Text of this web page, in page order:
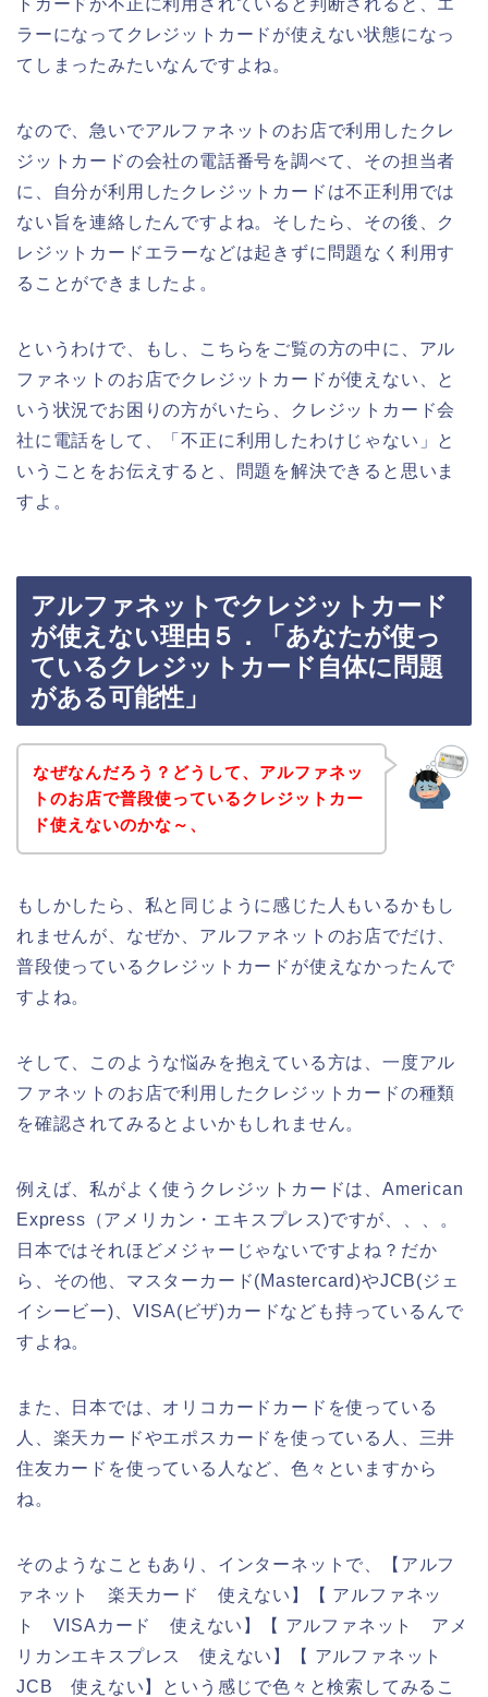
ラーになってクレジットカードが使えない状態になっ
てしまったみたいなんですよね。
なので、急いでアルファネットのお店で利用したクレ
ジットカードの会社の電話番号を調べて、その担当者
に、自分が利用したクレジットカードは不正利用では
ない旨を連絡したんですよね。そしたら、その後、ク
レジットカードエラーなどは起きずに問題なく利用す
ることができましたよ。
というわけで、もし、こちらをご覧の方の中に、アル
ファネットのお店でクレジットカードが使えない、と
いう状況でお困りの方がいたら、クレジットカード会
社に電話をして、「不正に利用したわけじゃない」と
いうことをお伝えすると、問題を解決できると思いま
すよ。
アルファネットでクレジットカード
が使えない理由５．「あなたが使っ
ているクレジットカード自体に問題
がある可能性」
なぜなんだろう？どうして、アルファネッ
トのお店で普段使っているクレジットカー
ド使えないのかな～、
もしかしたら、私と同じように感じた人もいるかもし
れませんが、なぜか、アルファネットのお店でだけ、
普段使っているクレジットカードが使えなかったんで
すよね。
そして、このような悩みを抱えている方は、一度アル
ファネットのお店で利用したクレジットカードの種類
を確認されてみるとよいかもしれません。
例えば、私がよく使うクレジットカードは、American
Express（アメリカン・エキスプレス)ですが、、、。
日本ではそれほどメジャーじゃないですよね？だか
ら、その他、マスターカード(Mastercard)やJCB(ジェ
イシービー)、VISA(ビザ)カードなども持っているんで
すよね。
また、日本では、オリコカードカードを使っている
人、楽天カードやエポスカードを使っている人、三井
住友カードを使っている人など、色々といますから
ね。
そのようなこともあり、インターネットで、【アルフ
ァネット 楽天カード 使えない】【 アルファネッ
ト VISAカード 使えない】【 アルファネット アメ
リカンエキスプレス 使えない】【 アルファネット
JCB 使えない】という感じで色々と検索してみるこ